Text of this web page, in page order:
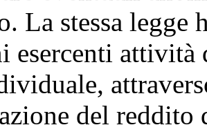
La stessa legge
esercenti
del reddito